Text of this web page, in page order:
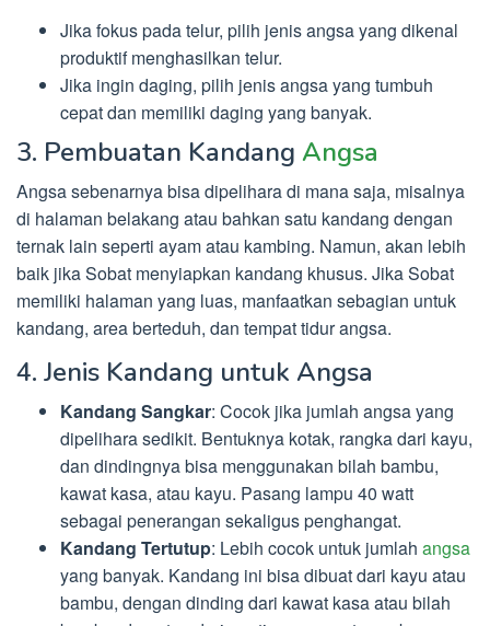
Jika fokus pada telur, pilih jenis angsa yang dikenal
produktif menghasilkan telur.
Jika ingin daging, pilih jenis angsa yang tumbuh
cepat dan memiliki daging yang banyak.
3. Pembuatan Kandang Angsa
Angsa sebenarnya bisa dipelihara di mana saja, misalnya
di halaman belakang atau bahkan satu kandang dengan
ternak lain seperti ayam atau kambing. Namun, akan lebih
baik jika Sobat menyiapkan kandang khusus. Jika Sobat
memiliki halaman yang luas, manfaatkan sebagian untuk
kandang, area berteduh, dan tempat tidur angsa.
4. Jenis Kandang untuk Angsa
Kandang Sangkar: Cocok jika jumlah angsa yang
dipelihara sedikit. Bentuknya kotak, rangka dari kayu,
dan dindingnya bisa menggunakan bilah bambu,
kawat kasa, atau kayu. Pasang lampu 40 watt
sebagai penerangan sekaligus penghangat.
Kandang Tertutup: Lebih cocok untuk jumlah angsa
yang banyak. Kandang ini bisa dibuat dari kayu atau
bambu, dengan dinding dari kawat kasa atau bilah